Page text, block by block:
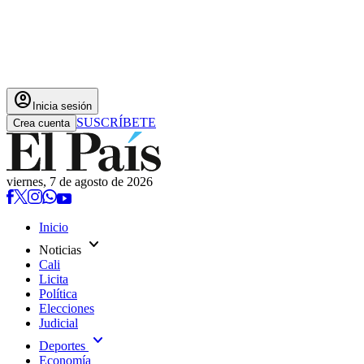
account_circle Inicia sesión
Crea cuenta SUSCRÍBETE
viernes, 7 de agosto de 2026
Inicio
Noticias expand_more
Cali
Licita
Política
Elecciones
Judicial
Deportes expand_more
Economía